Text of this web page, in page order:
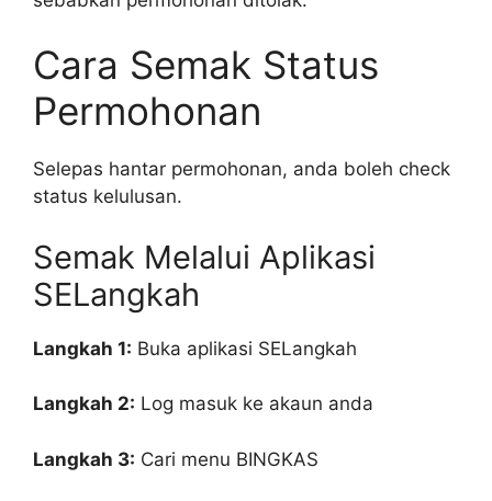
Cara Semak Status
Permohonan
Selepas hantar permohonan, anda boleh check
status kelulusan.
Semak Melalui Aplikasi
SELangkah
Langkah 1: Buka aplikasi SELangkah
Langkah 2: Log masuk ke akaun anda
Langkah 3: Cari menu BINGKAS